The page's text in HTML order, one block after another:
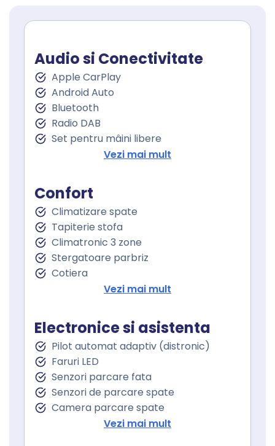
Audio si Conectivitate
Apple CarPlay
Android Auto
Bluetooth
Radio DAB
Set pentru mâini libere
Touchscreen
Vezi mai mult
Confort
Climatizare spate
Tapiterie stofa
Climatronic 3 zone
Stergatoare parbriz
Cotiera
Cotiera spate
Volan cu comenzi
Keyless go
Pornire motor Keyless
Senzor ploaie
Geamuri fata electrice
Geamuri spate electrice
Geamuri cu tenta
Vezi mai mult
Electronice si asistenta
Pilot automat adaptiv (distronic)
Faruri LED
Senzori parcare fata
Senzori de parcare spate
Camera parcare spate
Oglindă laterală electrică
Vezi mai mult